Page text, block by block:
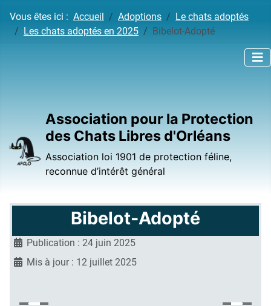
Vous êtes ici : Accueil Adoptions
Le chats adoptés
Les chats adoptés en 2025
Bibelot-Adopté
Association pour la Protection
des Chats Libres d'Orléans
Association loi 1901 de protection féline,
reconnue d’intérêt général
Bibelot-Adopté
Publication : 24 juin 2025
Mis à jour : 12 juillet 2025